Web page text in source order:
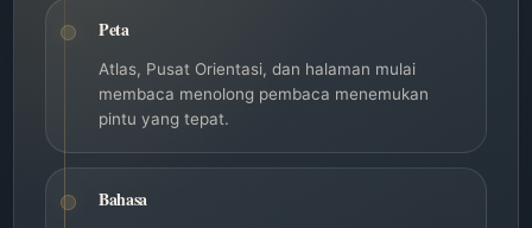
Peta
Atlas, Pusat Orientasi, dan halaman mulai
membaca menolong pembaca menemukan
pintu yang tepat.
Bahasa